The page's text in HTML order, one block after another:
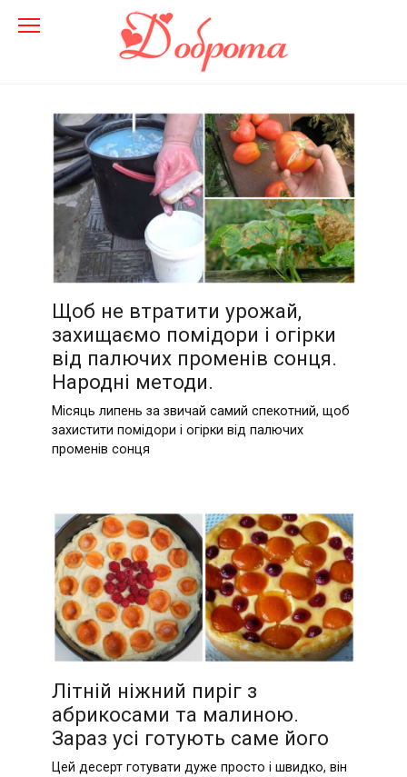
Щоб не втратити урожай,
захищаємо помідори і огірки
від палючих променів сонця.
Народні методи.
Місяць липень за звичай самий спекотний, щоб
захистити помідори і огірки від палючих
променів сонця
Літній ніжний пиріг з
абрикосами та малиною.
Зараз усі готують саме його
Цей десерт готувати дуже просто і швидко, він